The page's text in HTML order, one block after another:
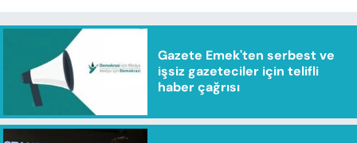
Gazete Emek'ten serbest ve
işsiz gazeteciler için telifli
haber çağrısı